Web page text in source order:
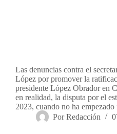
Las denuncias contra el
López por promover la
presidente López Obrador en
en realidad, la disputa por el
2023, cuando no ha
Por Redacción